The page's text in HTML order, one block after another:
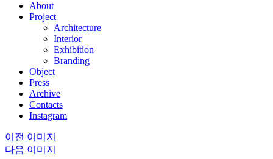
About
Project
Architecture
Interior
Exhibition
Branding
Object
Press
Archive
Contacts
Instagram
이전 이미지
다음 이미지